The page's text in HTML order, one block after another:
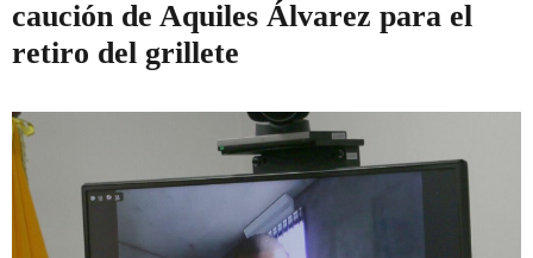
caución de Aquiles Álvarez para el
retiro del grillete